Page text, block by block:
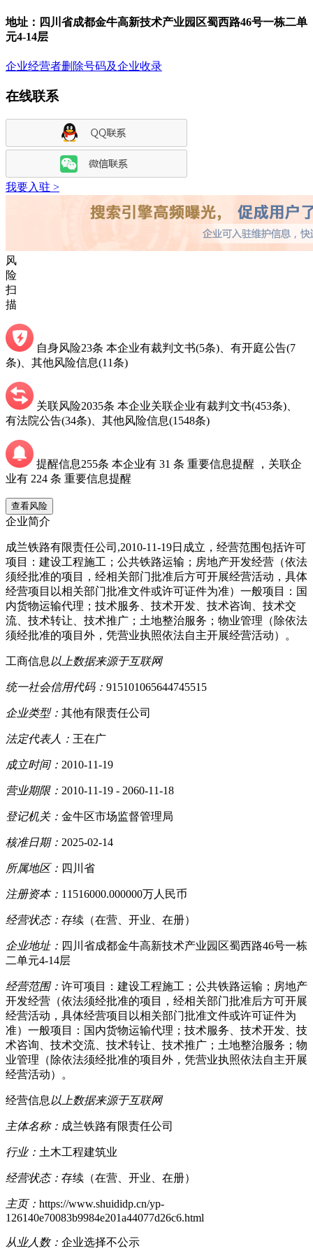
地址： 四川省成都金牛高新技术产业园区蜀西路46号一栋二单
元4-14层
企业经营者删除号码及企业收录
在线联系
我要入驻 >
风
险
扫
描
自身风险23条 本企业有裁判文书(5条) 、有开庭公告(7
条) 、其他风险信息(11条)
关联风险2035条 本企业关联企业有裁判文书(453条)
有法院公告(34条) 、其他风险信息(1548条)
提醒信息255条 本企业有 31 条 重要信息提醒
，关联企
业有 224 条 重要信息提醒
查看风险
企业简介
成兰铁路有限责任公司,2010-11-19日成立，经营范围包括许可
项目：建设工程施工；公共铁路运输；房地产开发经营（依法
须经批准的项目，经相关部门批准后方可开展经营活动，具体
经营项目以相关部门批准文件或许可证件为准）一般项目：国
内货物运输代理；技术服务、技术开发、技术咨询、技术交
流、技术转让、技术推广；土地整治服务；物业管理（除依法
须经批准的项目外，凭营业执照依法自主开展经营活动）。
工商信息 以上数据来源于互联网
统一社会信用代码： 915101065644745515
企业类型： 其他有限责任公司
法定代表人： 王在广
成立时间： 2010-11-19
营业期限： 2010-11-19 - 2060-11-18
登记机关： 金牛区市场监督管理局
核准日期： 2025-02-14
所属地区： 四川省
注册资本： 11516000.000000万人民币
经营状态： 存续（在营、开业、在册）
企业地址： 四川省成都金牛高新技术产业园区蜀西路46号一栋
二单元4-14层
经营范围： 许可项目：建设工程施工；公共铁路运输；房地产
开发经营（依法须经批准的项目，经相关部门批准后方可开展
经营活动，具体经营项目以相关部门批准文件或许可证件为
准）一般项目：国内货物运输代理；技术服务、技术开发、技
术咨询、技术交流、技术转让、技术推广；土地整治服务；物
业管理（除依法须经批准的项目外，凭营业执照依法自主开展
经营活动）。
经营信息 以上数据来源于互联网
主体名称： 成兰铁路有限责任公司
行业： 土木工程建筑业
经营状态： 存续（在营、开业、在册）
主页： https://www.shuididp.cn/yp-
126140e70083b9984e201a44077d26c6.html
从业人数： 企业选择不公示